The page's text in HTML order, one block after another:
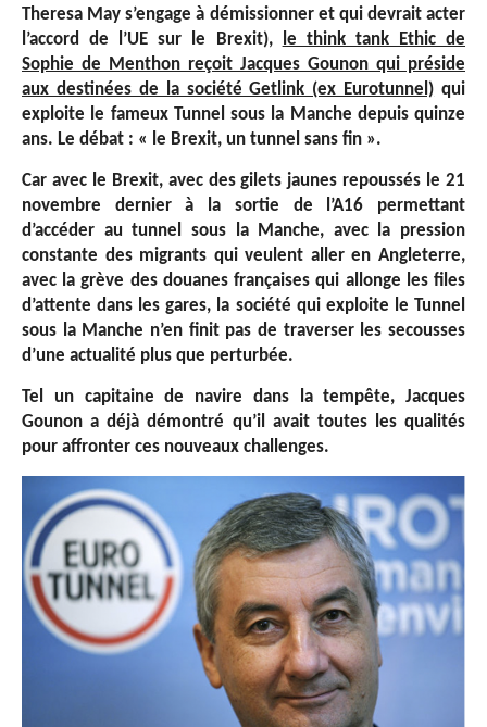
Theresa May s’engage à démissionner et qui devrait acter
l’accord de l’UE sur le Brexit),
le think tank Ethic de
Sophie de Menthon reçoit Jacques Gounon qui préside
aux destinées de la société Getlink (ex Eurotunnel) qui
exploite le fameux Tunnel sous la Manche depuis quinze
ans. Le débat : « le Brexit, un tunnel sans fin ».
Car avec le Brexit, avec des gilets jaunes repoussés le 21
novembre dernier à la sortie de l’A16 permettant
d’accéder au tunnel sous la Manche, avec la pression
constante des migrants qui veulent aller en Angleterre,
avec la grève des douanes françaises qui allonge les files
d’attente dans les gares, la société qui exploite le Tunnel
sous la Manche n’en finit pas de traverser les secousses
d’une actualité plus que perturbée.
Tel un capitaine de navire dans la tempête, Jacques
Gounon a déjà démontré qu’il avait toutes les qualités
pour affronter ces nouveaux challenges.